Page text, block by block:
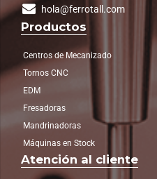
hola@ferrotall.com
Productos
Centros de Mecanizado
Tornos CNC
EDM
Fresadoras
Mandrinadoras
Máquinas en Stock
Atención al cliente